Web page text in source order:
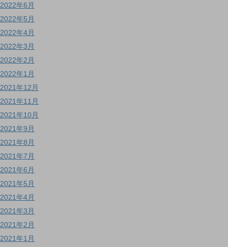
2022年6月
2022年5月
2022年4月
2022年3月
2022年2月
2022年1月
2021年12月
2021年11月
2021年10月
2021年9月
2021年8月
2021年7月
2021年6月
2021年5月
2021年4月
2021年3月
2021年2月
2021年1月